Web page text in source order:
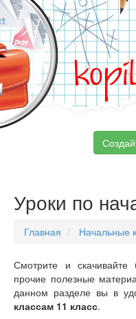
Уроки по
Главная Начальные
Смотрите и скачивайте
прочие полезные
данном разделе вы в
классам 11 класс.